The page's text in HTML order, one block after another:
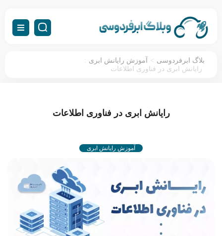
بلاگ ابرفردوسی > آموزش رایانش ابری :
رایانش ابری در فناوری اطلاعات
رایانش ابری در فناوری اطلاعات
آموزش رایانش ابری